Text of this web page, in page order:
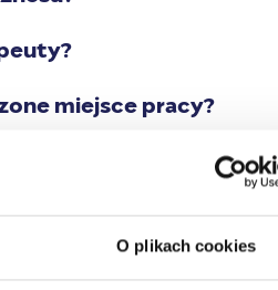
O plikach cookies
miejsce pracy?
swojej wymarzonej i
nawet dwie, jedna od
do działania.